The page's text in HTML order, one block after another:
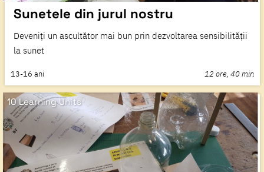
Sunetele din jurul nostru
Deveniți un ascultător mai bun prin dezvoltarea sensibilității
la sunet
13-16 ani 12 ore, 40 min
10 Learning Units